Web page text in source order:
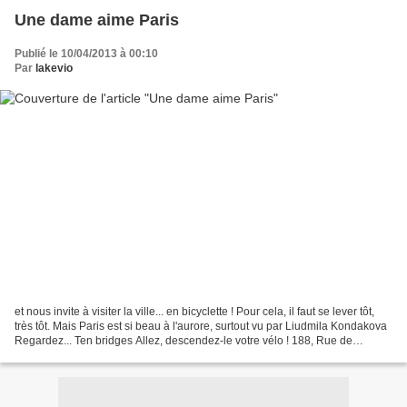
Une dame aime Paris
Publié le 10/04/2013 à 00:10
Par lakevio
et nous invite à visiter la ville... en bicyclette ! Pour cela, il faut se lever tôt,
très tôt. Mais Paris est si beau à l'aurore, surtout vu par Liudmila Kondakova
Regardez... Ten bridges Allez, descendez-le votre vélo ! 188, Rue de